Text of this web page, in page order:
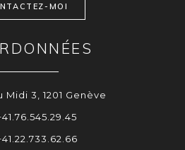
MOI
Midi 3, 1201 Genève